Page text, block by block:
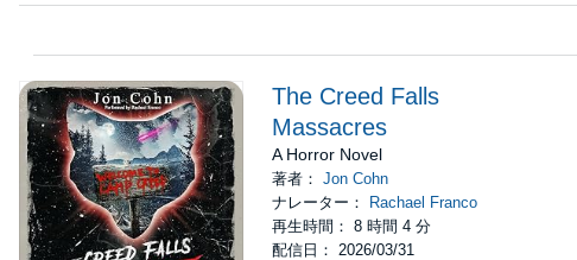
The Creed Falls
Massacres
A Horror Novel
著者：Jon Cohn
ナレーター：
Rachael Franco
再生時間： 8 時間 4 分
配信日： 2026/03/31